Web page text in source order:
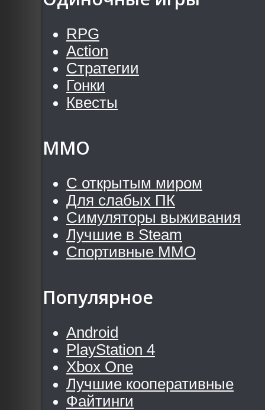
RPG
Action
Стратегии
Гонки
Квесты
MMO
С открытым миром
Для слабых ПК
Симуляторы выживания
Лучшие в Steam
Спортивные MMO
Популярное
Android
PlayStation 4
Xbox One
Лучшие кооперативные
Файтинги